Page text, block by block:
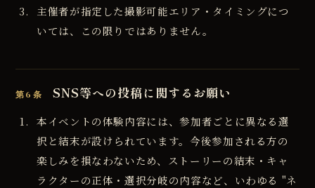
主催者が指定した撮影可能エリア・タイミングにつ
いては、この限りではありません。
第6条 SNS等への投稿に関するお願い
本イベントの体験内容には、参加者ごとに異なる選
択と結末が設けられています。今後参加される方の
楽しみを損なわないため、ストーリーの結末・キャ
ラクターの正体・選択分岐の内容など、いわゆる "ネ